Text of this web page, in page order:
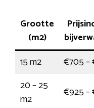
Grootte
(m2)
15 m2
€705 –
20 – 25
m2
€925 –